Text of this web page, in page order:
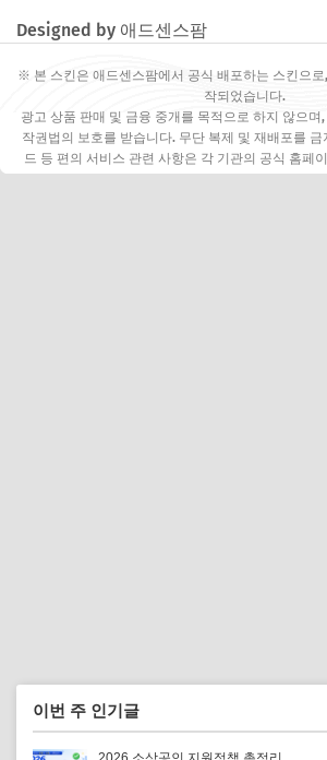
Designed by 애드센스팜
※ 본 스킨은 애드센스팜에서 공식 배포하는 스킨으로
작되었습니다.
광고 상품 판매 및 금융 중개를 목적으로 하지 않으며
작권법의 보호를 받습니다. 무단 복제 및 재배포를 금
드 등 편의 서비스 관련 사항은 각 기관의 공식 홈페
이번 주 인기글